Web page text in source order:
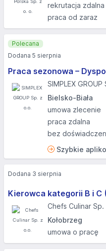
rekrutacja zdalna
praca od zaraz
Praca sezonowa –
SIMPLEX
Bielsko-Biała
umowa zlecenie
praca zdalna
bez
Szybkie
Polecana
Dodana 5 sierpnia
Kierowca kategorii B i C
Chefs Culinar
Kołobrzeg
umowa o pracę
Dodana 3 sierpnia